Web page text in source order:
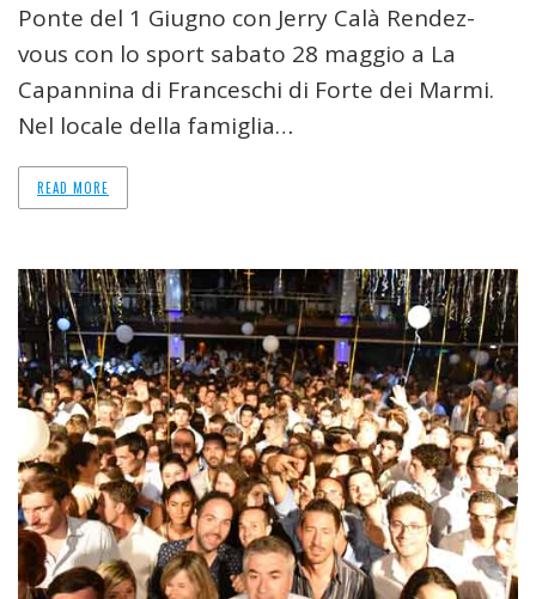
Ponte del 1 Giugno con Jerry Calà Rendez-
vous con lo sport sabato 28 maggio a La
Capannina di Franceschi di Forte dei Marmi.
Nel locale della famiglia…
READ MORE